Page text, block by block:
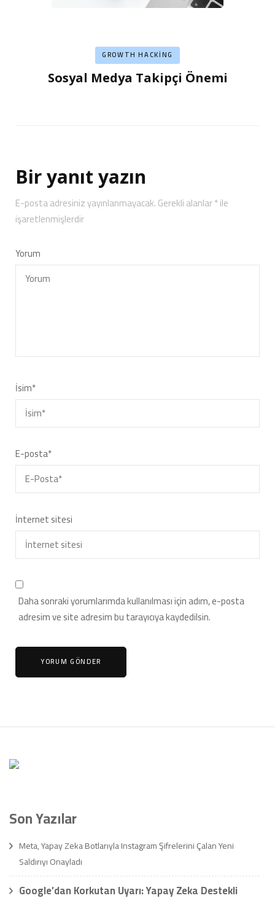
GROWTH HACKING
Sosyal Medya Takipçi Önemi
Bir yanıt yazın
E-posta adresiniz yayınlanmayacak.Gerekli alanlar*ile
işaretlenmişlerdir
Yorum
İsim*
E-posta*
İnternet sitesi
Daha sonraki yorumlarımda kullanılması için adım, e-posta
adresim ve site adresim bu tarayıcıya kaydedilsin.
Son Yazılar
Meta, Yapay Zeka Botlarıyla Instagram Şifrelerini Çalan Yeni
Saldırıyı Onayladı
Google’dan Korkutan Uyarı: Yapay Zeka Destekli